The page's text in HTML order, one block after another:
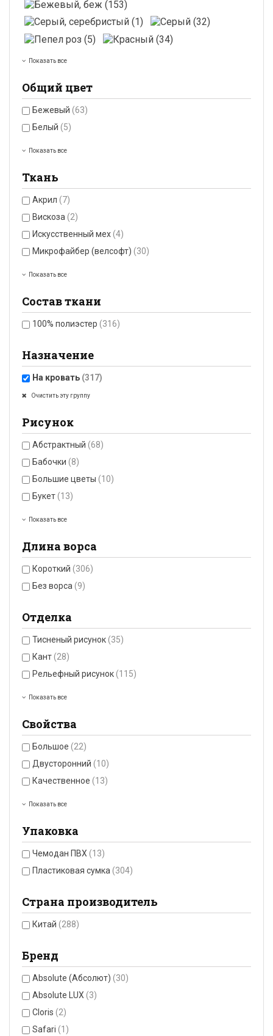
Показать все
Общий цвет
Бежевый (63)
Белый (5)
Показать все
Ткань
Акрил (7)
Вискоза(2)
Искусственный мех(4)
Микрофайбер (велсофт) (30)
Показать все
Состав ткани
100% полиэстер (316)
Назначение
На кровать (317)
Очистить эту группу
Рисунок
Абстрактный (68)
Бабочки (8)
Большие цветы (10)
Букет(13)
Показать все
Длина ворса
Короткий (306)
Без ворса(9)
Отделка
Тисненый рисунок(35)
Кант(28)
Рельефный рисунок(115)
Показать все
Свойства
Большое (22)
Двусторонний (10)
Качественное (13)
Показать все
Упаковка
Чемодан ПВХ(13)
Пластиковая сумка(304)
Страна производитель
Китай (288)
Бренд
Absolute (Абсолют) (30)
Absolute LUX(3)
Cloris (2)
Safari (1)